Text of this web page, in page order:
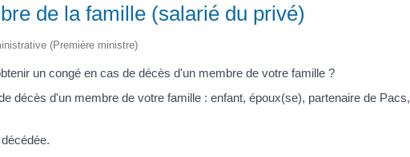
de la famille (salarié du privé)
(Première ministre)
un congé en cas de décès d'un membre de votre famille ?
décès d'un membre de votre famille : enfant, époux(se), partenaire de Pacs,